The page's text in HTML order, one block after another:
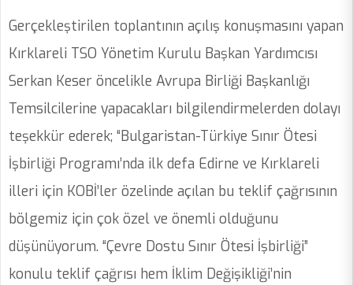
Gerçekleştirilen toplantının açılış konuşmasını yapan
Kırklareli TSO Yönetim Kurulu Başkan Yardımcısı
Serkan Keser öncelikle Avrupa Birliği Başkanlığı
Temsilcilerine yapacakları bilgilendirmelerden dolayı
teşekkür ederek; “Bulgaristan-Türkiye Sınır Ötesi
İşbirliği Programı’nda ilk defa Edirne ve Kırklareli
illeri için KOBİ’ler özelinde açılan bu teklif çağrısının
bölgemiz için çok özel ve önemli olduğunu
düşünüyorum. “Çevre Dostu Sınır Ötesi İşbirliği”
konulu teklif çağrısı hem İklim Değişikliği’nin